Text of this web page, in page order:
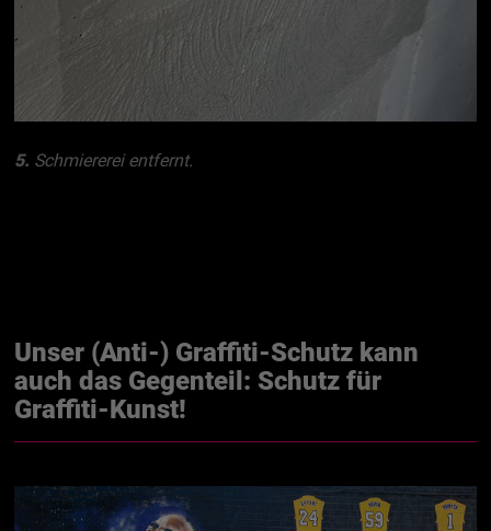
5. Schmiererei entfernt.
Unser (Anti-) Graffiti-Schutz kann
auch das Gegenteil: Schutz für
Graffiti-Kunst!